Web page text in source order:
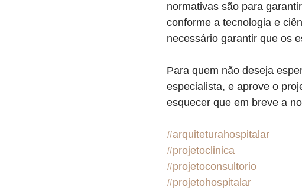
normativas são para
conforme a tecnologia e
necessário garantir que os
Para quem não deseja
especialista, e aprove o
esquecer que em breve a
#arquiteturahospitalar
#projetoclinica
#projetoconsultorio
#projetohospitalar